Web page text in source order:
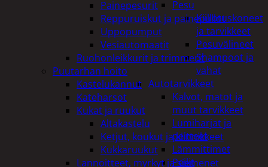
Pesu
Kiillotuskoneet
ja tarvikkeet
Pesuvälineet
Shampoot ja
vahat
Autotarvikkeet
Kalvot, matot ja
muut tarvikkeet
Lumiharjat ja
peitteet
Lämmittimet
Peilit
Painepesurit
Reppuruiskut ja painepullot
Uppopumput
Vesiautomaatit
Ruohonleikkurit ja trimmerit
Puutarhan hoito
Kastelukannut
Kateharsot
Kukat ja ruukut
Altakastelu
Ketjut, koukut ja kiinnikkeet
Kukkaruukut
Lannoitteet, myrkyt ja siemenet